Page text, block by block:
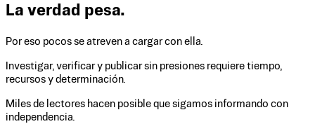
La verdad pesa.
Por eso pocos se atreven a cargar con ella.
Investigar, verificar y publicar sin presiones requiere tiempo,
recursos y determinación.
Miles de lectores hacen posible que sigamos informando con
independencia.